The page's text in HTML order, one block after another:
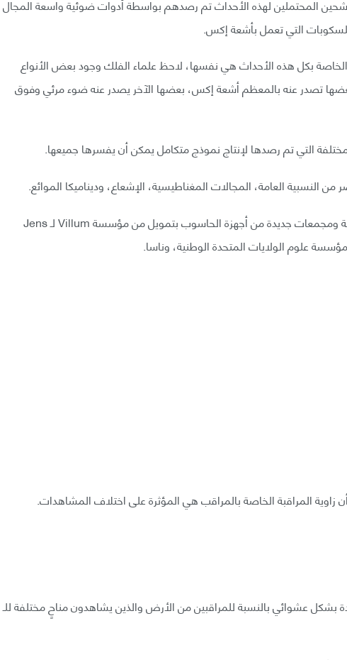
المحتملين لهذه الأحداث تم رصدهم بواسطة أدوات ضوئية واسعة المجال
التي تعمل بأشعة إكس.
الخاصة بكل هذه الأحداث هي نفسها، لاحظ علماء الفلك وجود بعض الأنواع
تصدر عنه بالمعظم أشعة إكس، بعضها الآخر يصدر عنه ضوء مرئي وفوق
التي تم رصدها لإنتاج نموذج متكامل يمكن أن يفسرها جميعها.
اعتمد الفريق أيضًا على أدوات حسابية فنية ومجمعات جديدة من أجهزة الحاسوب بتمويل من مؤسسة Villum لـ Jens
زاوية المراقبة الخاصة بالمراقب هي المؤثرة على اختلاف المشاهدات.
عشوائي بالنسبة للمراقبين من الأرض والذين يشاهدون مناحٍ مختلفة للـ